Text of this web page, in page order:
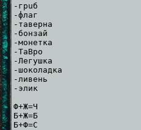
-гpuб
-флаг
-тaвepнa
-бонзай
-монетка
-TaBpо
-Легушка
-шоколадка
-ливень
-элик
Ф+Ж=Ч
Б+Ж=Б
Б+Ф=С